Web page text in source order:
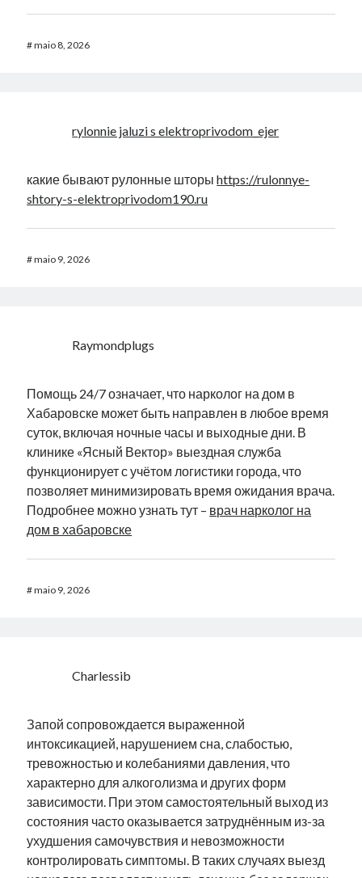
#maio 8, 2026
rylonnie jaluzi s elektroprivodom_ejer
какие бывают рулонные шторыhttps://rulonnye-
shtory-s-elektroprivodom190.ru
#maio 9, 2026
Raymondplugs
Помощь 24/7 означает, что нарколог на дом в
Хабаровске может быть направлен в любое время
суток, включая ночные часы и выходные дни. В
клинике «Ясный Вектор» выездная служба
функционирует с учётом логистики города, что
позволяет минимизировать время ожидания врача.
Подробнее можно узнать тут – врач нарколог на
дом в хабаровске
#maio 9, 2026
Charlessib
Запой сопровождается выраженной
интоксикацией, нарушением сна, слабостью,
тревожностью и колебаниями давления, что
характерно для алкоголизма и других форм
зависимости. При этом самостоятельный выход из
состояния часто оказывается затруднённым из-за
ухудшения самочувствия и невозможности
контролировать симптомы. В таких случаях выезд